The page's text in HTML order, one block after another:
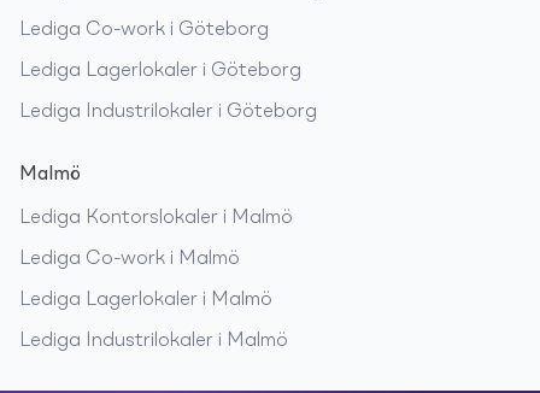
Lediga Co-work i Göteborg
Lediga Lagerlokaler i Göteborg
Lediga Industrilokaler i Göteborg
Malmö
Lediga Kontorslokaler i Malmö
Lediga Co-work i Malmö
Lediga Lagerlokaler i Malmö
Lediga Industrilokaler i Malmö